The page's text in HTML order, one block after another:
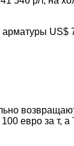
US$
евро за т, а